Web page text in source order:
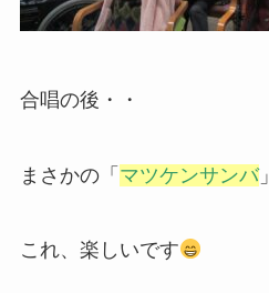
合唱の後・・
まさかの「 マツケンサンバ」
これ、楽しいです